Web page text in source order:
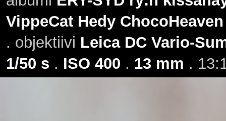
VippeCat Hedy ChocoHeaven
. objektiivi Leica DC Vario-
1/50 s . ISO 400 . 13 mm .